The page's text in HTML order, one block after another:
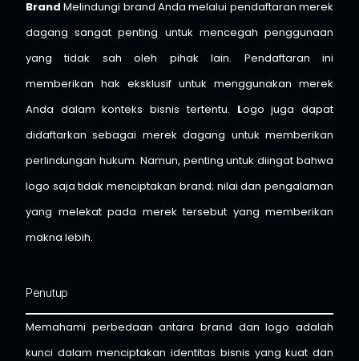
Brand Melindungi brand Anda melalui pendaftaran merek
dagang sangat penting untuk mencegah penggunaan
yang tidak sah oleh pihak lain. Pendaftaran ini
memberikan hak eksklusif untuk menggunakan merek
Anda dalam konteks bisnis tertentu. Logo juga dapat
didaftarkan sebagai merek dagang untuk memberikan
perlindungan hukum. Namun, penting untuk diingat bahwa
logo saja tidak menciptakan brand; nilai dan pengalaman
yang melekat pada merek tersebut yang memberikan
makna lebih.
Penutup
Memahami perbedaan antara brand dan logo adalah
kunci dalam menciptakan identitas bisnis yang kuat dan